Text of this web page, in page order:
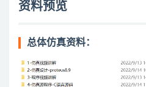
资料预览
总体仿真资料：